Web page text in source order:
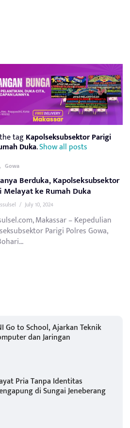
tagKapolseksubsektor Parigi
Duka.Show all posts
, Gowa
Berduka, Kapolseksubsektor
Melayat ke Rumah Duka
/ July 10, 2024
Makassar – Kepedulian
Parigi Polres Gowa,
Go to School, Ajarkan Teknik
dan Jaringan
Pria Tanpa Identitas
di Sungai Jeneberang